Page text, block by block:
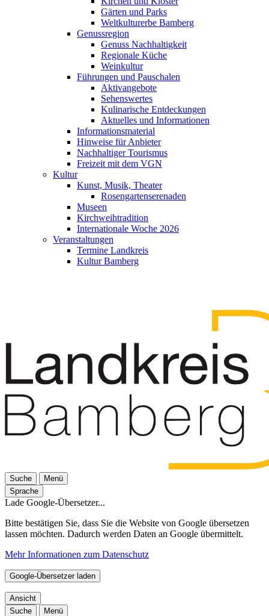
Gärten und Parks
Weltkulturerbe Bamberg
Genussregion
Genuss Nachhaltigkeit
Regionale Küche
Weinkultur
Führungen und Pauschalen
Aktivangebote
Sehenswertes
Kulinarische Entdeckungen
Aktuelles und Informationen
Informationsmaterial
Hinweise für Anbieter
Nachhaltiger Tourismus
Freizeit mit dem VGN
Kultur
Kunst, Musik, Theater
Rosengartenserenaden
Museen
Kirchweihtradition
Internationale Woche 2026
Veranstaltungen
Termine Landkreis
Kultur Bamberg
Suche
Menü
Sprache
Lade Google-Übersetzer...
Bitte bestätigen Sie, dass Sie die Website von Google übersetzen
lassen möchten. Dadurch werden Daten an Google übermittelt.
Mehr Informationen zum Datenschutz
Google-Übersetzer laden
Ansicht
Suche
Menü